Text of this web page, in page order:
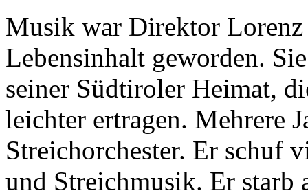
Musik war Direktor
Lebensinhalt geworden.
seiner Südtiroler Heimat,
leichter ertragen. Mehrere
Streichorchester. Er schuf
und Streichmusik. Er